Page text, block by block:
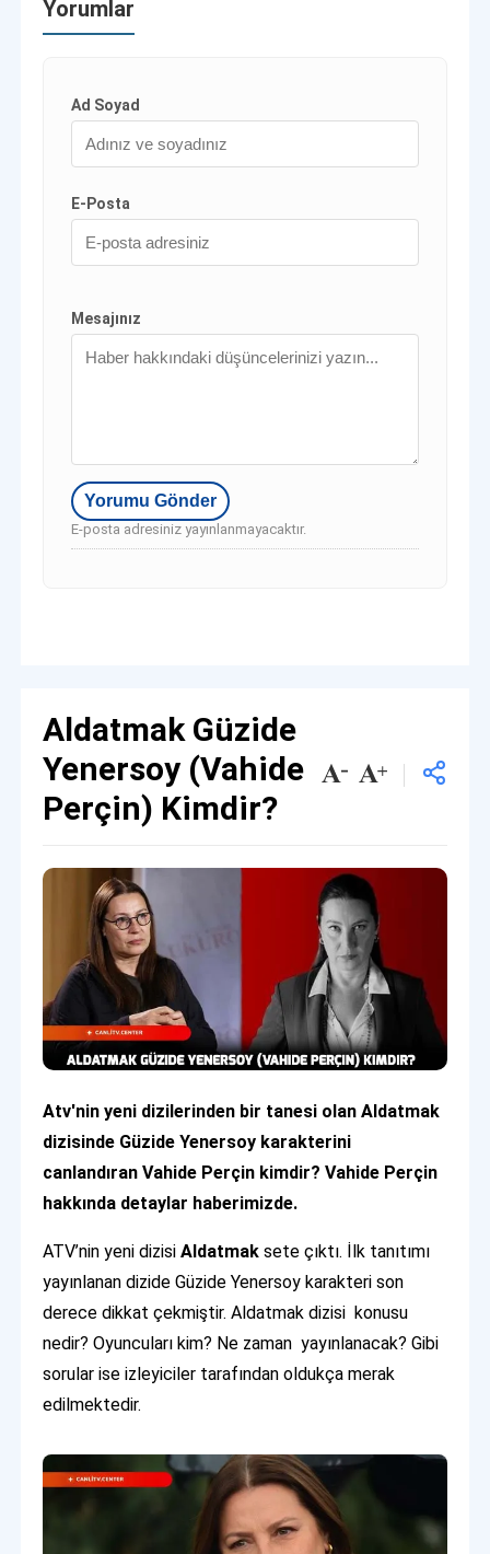
Yorumlar
Ad Soyad
E-Posta
Mesajınız
E-posta adresiniz yayınlanmayacaktır.
Aldatmak Güzide
Yenersoy (Vahide
Perçin) Kimdir?
Atv'nin yeni dizilerinden bir tanesi olan Aldatmak
dizisinde Güzide Yenersoy karakterini
canlandıran Vahide Perçin kimdir? Vahide Perçin
hakkında detaylar haberimizde.
ATV’nin yeni dizisiAldatmaksete çıktı. İlk tanıtımı
yayınlanan dizide Güzide Yenersoy karakteri son
derece dikkat çekmiştir. Aldatmak dizisi konusu
nedir? Oyuncuları kim? Ne zaman yayınlanacak? Gibi
sorular ise izleyiciler tarafından oldukça merak
edilmektedir.